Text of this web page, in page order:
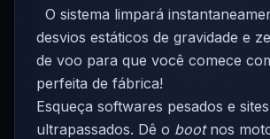
O sistema limpará
desvios estáticos de gravidade e
de voo para que você comece
perfeita de fábrica!
Esqueça softwares pesados e sites
ultrapassados. Dê o bootnos